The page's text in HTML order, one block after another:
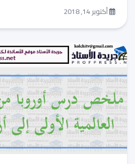
أكتوبر 14, 2018